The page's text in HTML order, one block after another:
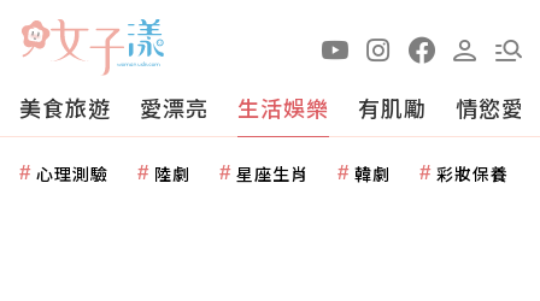
美食旅遊 愛漂亮 生活娛樂 有肌勵 情慾愛
心理測驗 陸劇 星座生肖 韓劇 彩妝保養